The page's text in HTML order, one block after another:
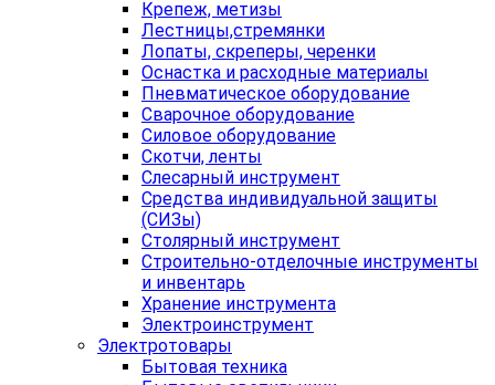
Крепеж, метизы
Лестницы,стремянки
Лопаты, скреперы, черенки
Оснастка и расходные материалы
Пневматическое оборудование
Сварочное оборудование
Силовое оборудование
Скотчи, ленты
Слесарный инструмент
Средства индивидуальной защиты
(СИЗы)
Столярный инструмент
Строительно-отделочные инструменты
и инвентарь
Хранение инструмента
Электроинструмент
Электротовары
Бытовая техника